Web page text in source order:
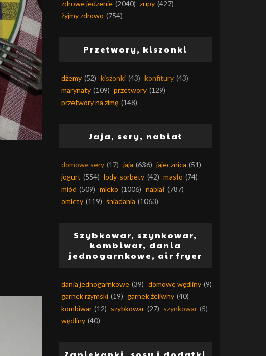
zdrowe jedzenie (2040) zupy (427)
żyjmy zdrowo (754)
Przetwory, kiszonki
dżemy (52) kiszonki (43) konfitury (43)
marynaty (109) przetwory (129)
przetwory na zimę (148)
Jaja, sery, nabiał
domowe sery (17) jaja (636) jajecznica (51)
jogurt (554) lody-sorbety (42) masło (74)
miód (509) mleko (1006) nabiał (787)
omlety (119) śniadania (1063)
Szybkowar, szynkowar,
kombiwar, dania
jednogarnkowe, air fryer
dania jednogarnkowe (39) domowe wędliny (9)
garnek rzymski (19) garnek żeliwny (40)
kombiwar (12) szybkowar (27) szynkowar (5)
wędliny (40)